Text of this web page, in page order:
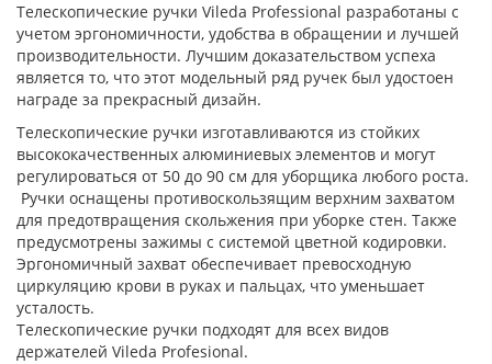
Телескопические ручки Vileda Professional разработаны с
учетом эргономичности, удобства в обращении и лучшей
производительности. Лучшим доказательством успеха
является то, что этот модельный ряд ручек был удостоен
награде за прекрасный дизайн.
Телескопические ручки изготавливаются из стойких
высококачественных алюминиевых элементов и могут
регулироваться от 50 до 90 см для уборщика любого роста.
Ручки оснащены противоскользящим верхним захватом
для предотвращения скольжения при уборке стен. Также
предусмотрены зажимы с системой цветной кодировки.
Эргономичный захват обеспечивает превосходную
циркуляцию крови в руках и пальцах, что уменьшает
усталость.
Телескопические ручки подходят для всех видов
держателей Vileda Profesional.